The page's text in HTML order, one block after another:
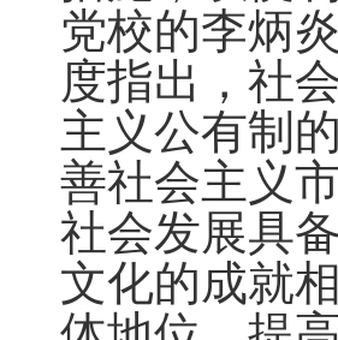
党校的李炳
度指出，社
主义公有制
善社会主义
社会发展具
文化的成就